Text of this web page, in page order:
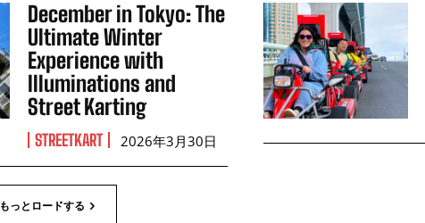
December in Tokyo: The
Ultimate Winter
Experience with
Illuminations and
Street Karting
STREETKART 2026年3月30日
もっとロードする